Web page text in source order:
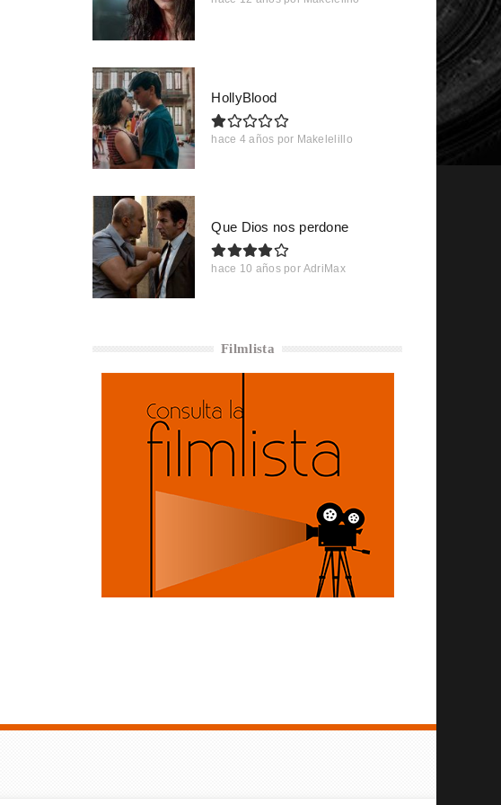
HollyBlood
hace 4 años por Makelelillo
Que Dios nos perdone
hace 10 años por AdriMax
Filmlista